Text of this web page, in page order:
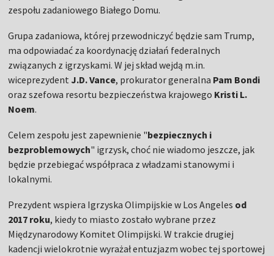
zespołu zadaniowego Białego Domu.
Grupa zadaniowa, której przewodniczyć będzie sam Trump,
ma odpowiadać za koordynację działań federalnych
związanych z igrzyskami. W jej skład wejdą m.in.
wiceprezydent J.D. Vance, prokurator generalna Pam Bondi
oraz szefowa resortu bezpieczeństwa krajowego Kristi L.
Noem.
Celem zespołu jest zapewnienie "bezpiecznych i
bezproblemowych" igrzysk, choć nie wiadomo jeszcze, jak
będzie przebiegać współpraca z władzami stanowymi i
lokalnymi.
Prezydent wspiera Igrzyska Olimpijskie w Los Angeles od
2017 roku, kiedy to miasto zostało wybrane przez
Międzynarodowy Komitet Olimpijski. W trakcie drugiej
kadencji wielokrotnie wyrażał entuzjazm wobec tej sportowej